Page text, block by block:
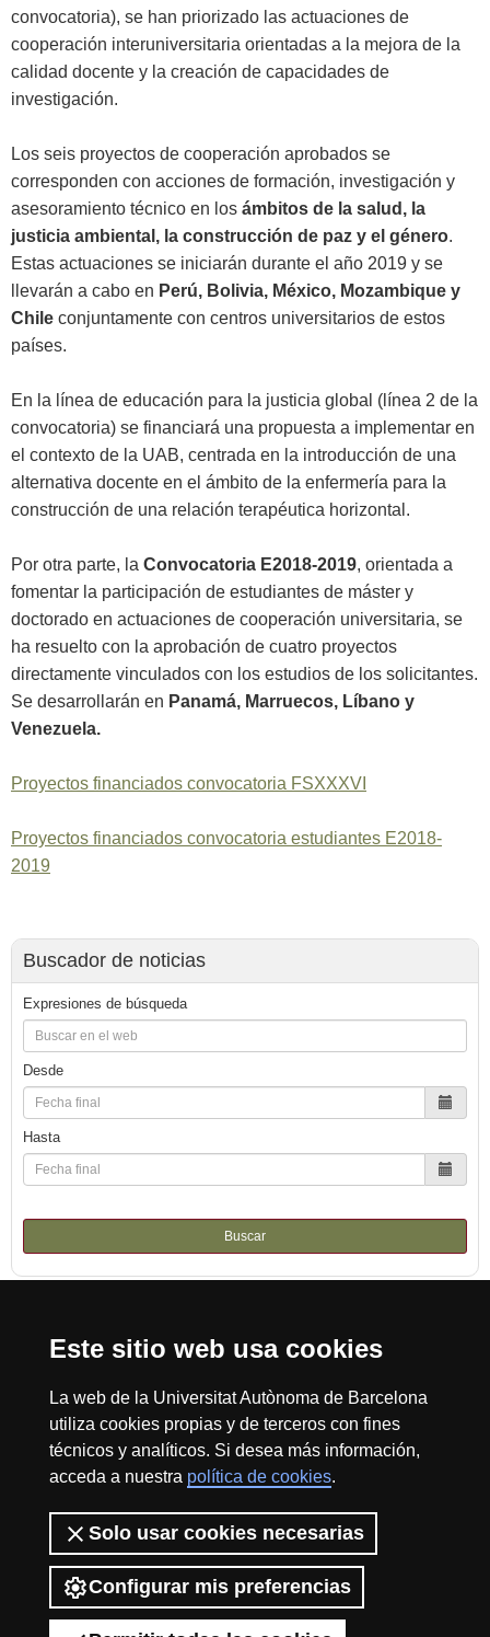
Este sitio web usa cookies
La web de la Universitat Autònoma de Barcelona
utiliza cookies propias y de terceros con fines
técnicos y analíticos. Si desea más información,
acceda a nuestra política de cookies.
Solo usar cookies necesarias
Configurar mis preferencias
convocatoria), se han priorizado las actuaciones de
cooperación interuniversitaria orientadas a la mejora de la
calidad docente y la creación de capacidades de
investigación.
Los seis proyectos de cooperación aprobados se
corresponden con acciones de formación, investigación y
asesoramiento técnico en los ámbitos de la salud, la
justicia ambiental, la construcción de paz y el género.
Estas actuaciones se iniciarán durante el año 2019 y se
llevarán a cabo en Perú, Bolivia, México, Mozambique y
Chile conjuntamente con centros universitarios de estos
países.
En la línea de educación para la justicia global (línea 2 de la
convocatoria) se financiará una propuesta a implementar en
el contexto de la UAB, centrada en la introducción de una
alternativa docente en el ámbito de la enfermería para la
construcción de una relación terapéutica horizontal.
Por otra parte, la Convocatoria E2018-2019, orientada a
fomentar la participación de estudiantes de máster y
doctorado en actuaciones de cooperación universitaria, se
ha resuelto con la aprobación de cuatro proyectos
directamente vinculados con los estudios de los solicitantes.
Se desarrollarán en Panamá, Marruecos, Líbano y
Venezuela.
Proyectos financiados convocatoria FSXXXVI
Proyectos financiados convocatoria estudiantes E2018-
2019
Buscador de noticias
Expresiones de búsqueda
Desde
Hasta
Buscar
Reconocimiento internacional de la excelencia
HR
in
Inicio Sobre el web Accesibilidad web Aviso Legal
privacidad
Protección de datos
construcción de una universidad más solidaria y más comprometida con
la realidad social, mediante la promoción de la participación voluntaria de
la comunidad universitaria como instrumento para la integración de